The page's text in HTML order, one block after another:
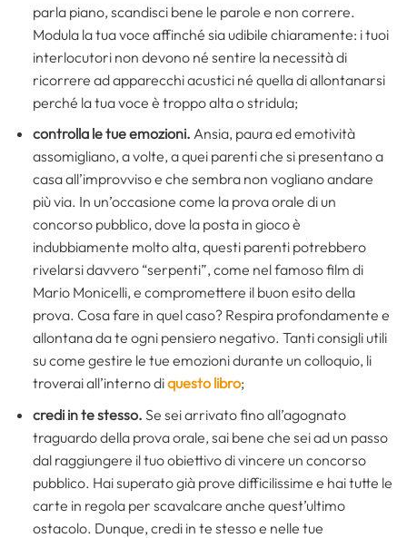
parla piano, scandisci bene le parole e non correre.
Modula la tua voce affinché sia udibile chiaramente: i tuoi
interlocutori non devono né sentire la necessità di
ricorrere ad apparecchi acustici né quella di allontanarsi
perché la tua voce è troppo alta o stridula;
controlla le tue emozioni. Ansia, paura ed emotività
assomigliano, a volte, a quei parenti che si presentano a
casa all’improvviso e che sembra non vogliano andare
più via. In un’occasione come la prova orale di un
concorso pubblico, dove la posta in gioco è
indubbiamente molto alta, questi parenti potrebbero
rivelarsi davvero “serpenti”, come nel famoso film di
Mario Monicelli, e compromettere il buon esito della
prova. Cosa fare in quel caso? Respira profondamente e
allontana da te ogni pensiero negativo. Tanti consigli utili
su come gestire le tue emozioni durante un colloquio, li
troverai all’interno diquesto libro;
credi in te stesso. Se sei arrivato fino all’agognato
traguardo della prova orale, sai bene che sei ad un passo
dal raggiungere il tuo obiettivo di vincere un concorso
pubblico. Hai superato già prove difficilissime e hai tutte le
carte in regola per scavalcare anche quest’ultimo
ostacolo. Dunque, credi in te stesso e nelle tue